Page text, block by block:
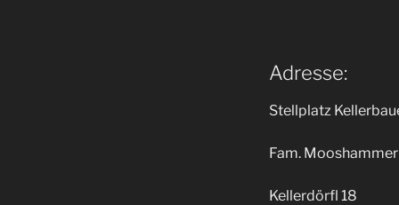
Adresse:
Stellplatz
Fam. Mooshammer
Kellerdörfl 18